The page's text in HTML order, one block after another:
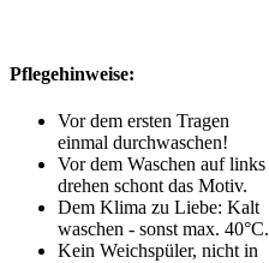
Pflegehinweise:
Vor dem ersten Tragen
einmal durchwaschen!
Vor dem Waschen auf links
drehen schont das Motiv.
Dem Klima zu Liebe: Kalt
waschen - sonst max. 40°C.
Kein Weichspüler, nicht in